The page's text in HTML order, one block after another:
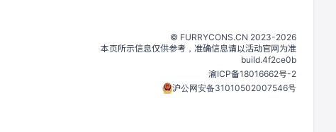
©️ FURRYCONS.CN 2023-2026
本页所示信息仅供参考，准确信息请以活动官网为准
build.4f2ce0b
渝ICP备18016662号-2
沪公网安备31010502007546号